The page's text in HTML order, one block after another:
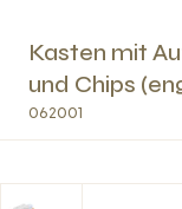
Kasten mit
und Chips
062001